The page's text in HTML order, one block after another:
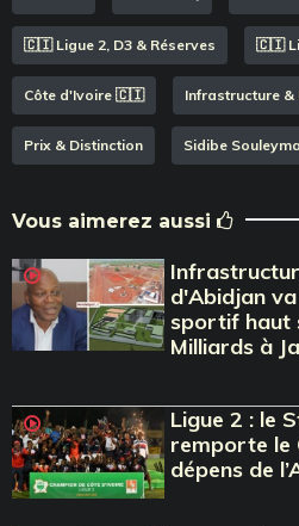
🇨🇮 Ligue 2, D3 & Réserves 🇨🇮
Côte d'Ivoire 🇨🇮 Infrastructure &
Prix & Distinction Sidibe
Vous aimerez aussi
d'Abidjan
sportif haut
Milliards à
Ligue 2 : le
remporte le
dépens de